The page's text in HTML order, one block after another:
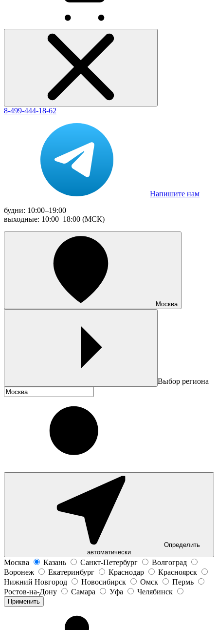
8-499-444-18-62
Напишите нам
будни: 10:00–19:00
выходные: 10:00–18:00 (МСК)
Москва
Выбор региона
Определить
автоматически
Москва Казань Санкт-Петербург
Волгоград
Воронеж
Екатеринбург Краснодар
Красноярск
Нижний Новгород
Новосибирск Омск
Пермь
Ростов-на-Дону
Самара Уфа Челябинск
Применить